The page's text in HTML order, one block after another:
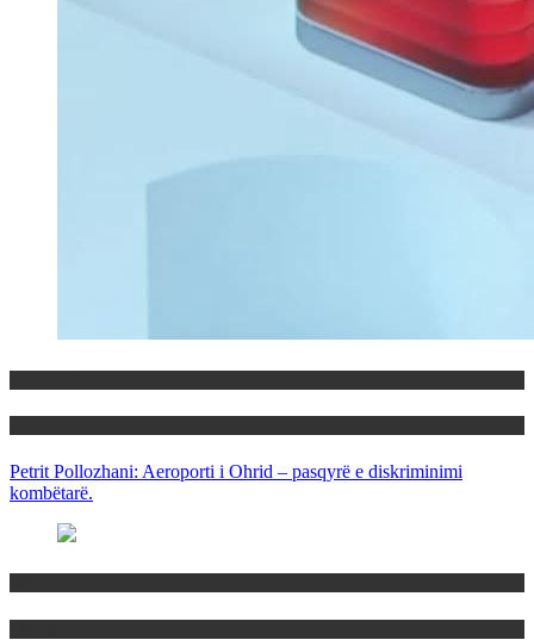
Petrit Pollozhani: Aeroporti i Ohrid – pasqyrë e diskriminimi
kombëtarë.